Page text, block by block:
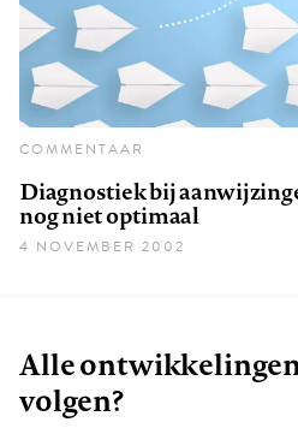
COMMENTAAR
Diagnostiek bij
nog niet optimaal
4 NOVEMBER 2002
Alle
volgen?